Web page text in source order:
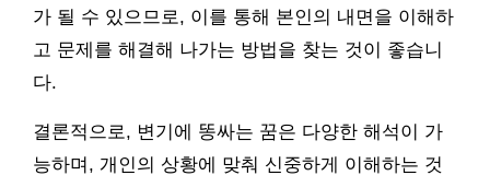
가 될 수 있으므로, 이를 통해 본인의 내면을 이해하
고 문제를 해결해 나가는 방법을 찾는 것이 좋습니
다.
결론적으로, 변기에 똥싸는 꿈은 다양한 해석이 가
능하며, 개인의 상황에 맞춰 신중하게 이해하는 것